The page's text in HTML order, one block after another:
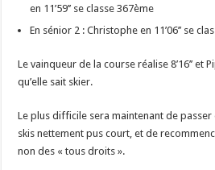
en 11’59’’ se classe 367ème
En sénior 2 : Christophe en 11’06’’ se
Le vainqueur de la course réalise 8’16’’ et
qu’elle sait skier.
Le plus difficile sera maintenant de
skis nettement pus court, et de
non des « tous droits ».